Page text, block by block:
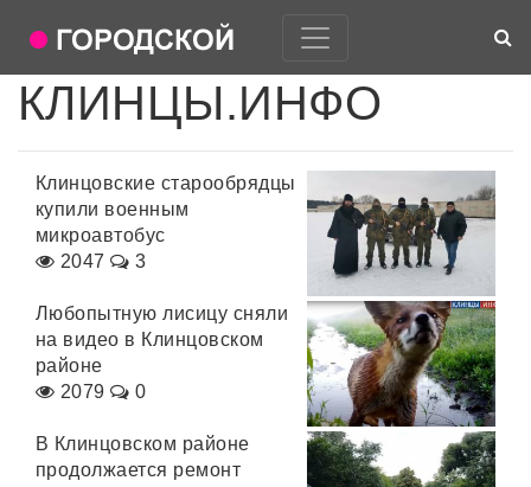
КЛИНЦЫ.ИНФО
Клинцовские старообрядцы
купили военным
микроавтобус
2047
3
Любопытную лисицу сняли
на видео в Клинцовском
районе
2079
0
В Клинцовском районе
продолжается ремонт